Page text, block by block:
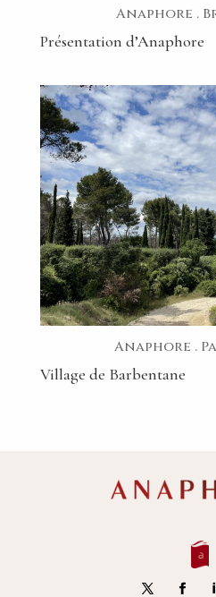
Anaphore .
Présentation d’Anaphore
Anaphore .
Village de Barbentane